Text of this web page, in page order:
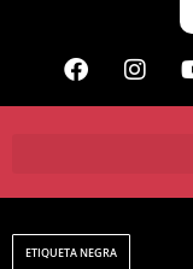
ETIQUETA NEGRA